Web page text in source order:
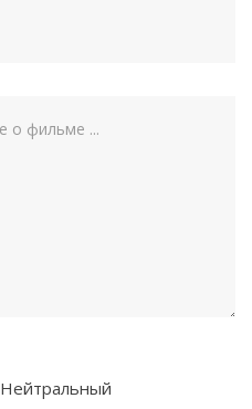
Нейтральный